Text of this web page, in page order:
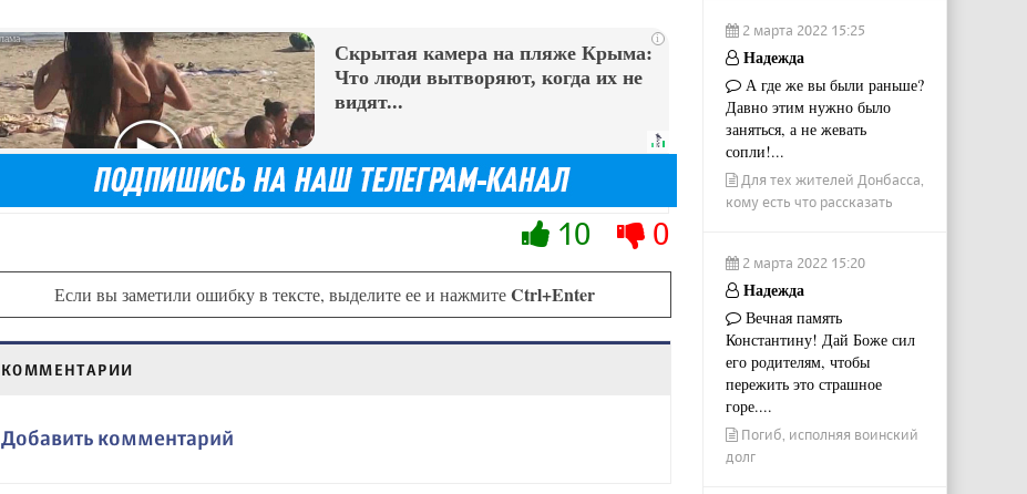
i
Скрытая камера на пляже Крыма:
Что люди вытворяют, когда их не
видят...
10 0
Если вы заметили ошибку в тексте, выделите ее и нажмитеCtrl+Enter
КОММЕНТАРИИ
Добавить комментарий
2 марта 2022 15:25
Надежда
А где же вы были раньше?
Давно этим нужно было
заняться, а не жевать
сопли!...
Для тех жителей Донбасса,
кому есть что рассказать
2 марта 2022 15:20
Надежда
Вечная память
Константину! Дай Боже сил
его родителям, чтобы
пережить это страшное
горе....
Погиб, исполняя воинский
долг